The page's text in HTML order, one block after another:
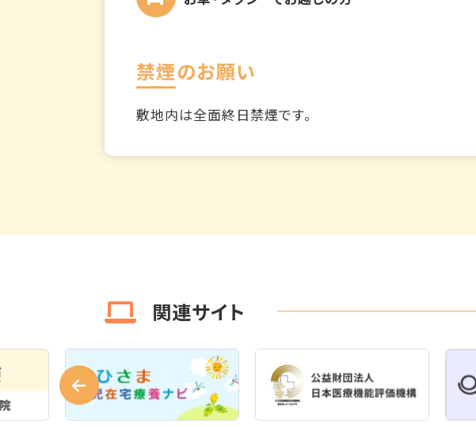
禁煙のお願い
敷地内は全面終日禁煙です。
関連サイト